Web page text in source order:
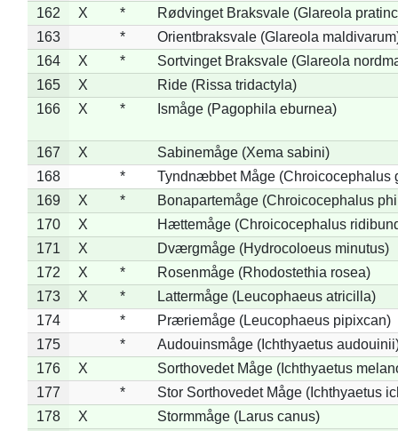
162
X *
Rødvinget Braksvale (Glareola
163
*
Orientbraksvale (Glareola
164
X *
Sortvinget Braksvale (Glareola
165
X
Ride (Rissa tridactyla)
166
X * Ismåge (Pagophila eburnea)
167 X
Sabinemåge (Xema sabini)
168
*
Tyndnæbbet Måge (Chroicocephalus
169
X *
Bonapartemåge (Chroicocephalus
170
X
Hættemåge (Chroicocephalus
171
X
Dværgmåge (Hydrocoloeus minutus)
172
X *
Rosenmåge (Rhodostethia rosea)
173
X *
Lattermåge (Leucophaeus atricilla)
174
*
Præriemåge (Leucophaeus pipixcan)
175
*
Audouinsmåge (Ichthyaetus
176
X
Sorthovedet Måge (Ichthyaetus
177
*
Stor Sorthovedet Måge (Ichthyaetus
178
X
Stormmåge (Larus canus)